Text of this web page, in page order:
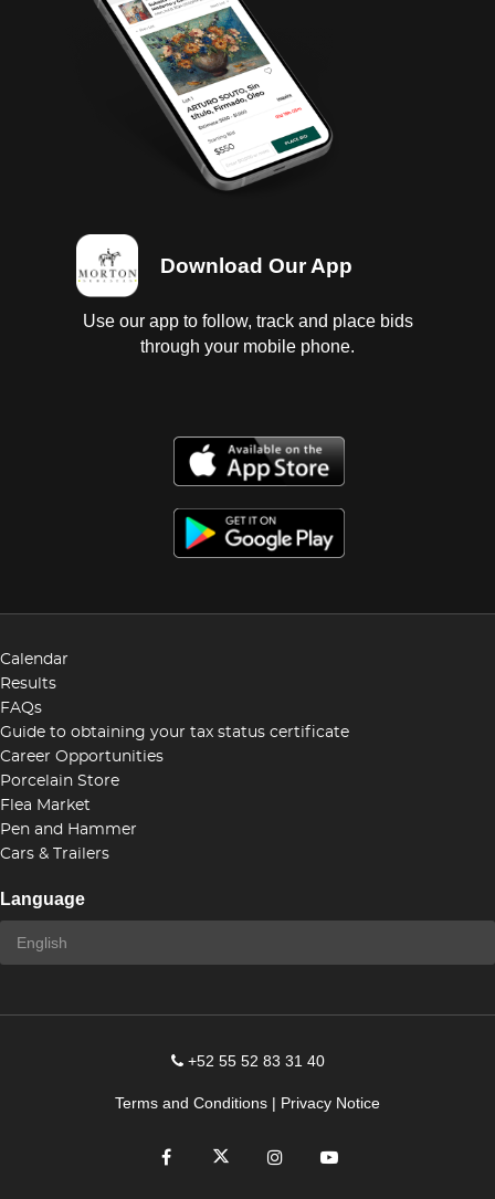
Download Our App
Use our app to follow, track and place bids
through your mobile phone.
Calendar
Results
FAQs
Guide to obtaining your tax status certificate
Career Opportunities
Porcelain Store
Flea Market
Pen and Hammer
Cars & Trailers
Language
+52 55 52 83 31 40
Terms and Conditions | Privacy Notice